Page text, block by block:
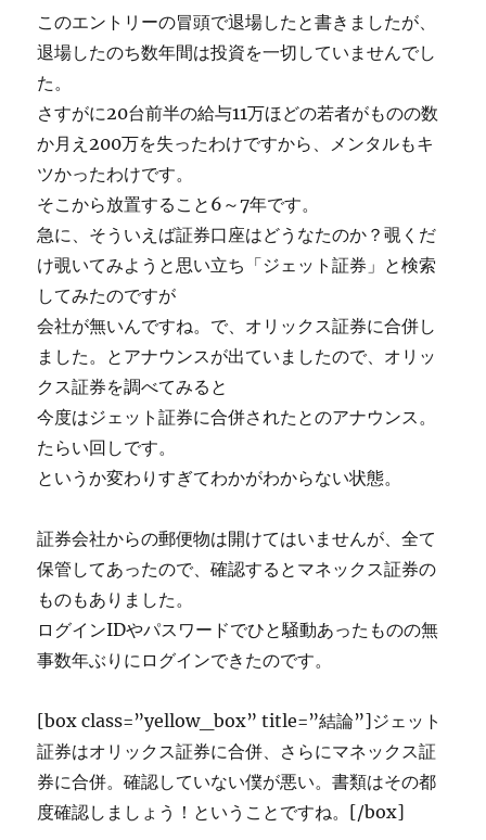
このエントリーの冒頭で退場したと書きましたが、
退場したのち数年間は投資を一切していませんでし
た。
さすがに20台前半の給与11万ほどの若者がものの数
か月え200万を失ったわけですから、メンタルもキ
ツかったわけです。
そこから放置すること6～7年です。
急に、そういえば証券口座はどうなたのか？覗くだ
け覗いてみようと思い立ち「ジェット証券」と検索
してみたのですが
会社が無いんですね。で、オリックス証券に合併し
ました。とアナウンスが出ていましたので、オリッ
クス証券を調べてみると
今度はジェット証券に合併されたとのアナウンス。
たらい回しです。
というか変わりすぎてわかがわからない状態。
証券会社からの郵便物は開けてはいませんが、全て
保管してあったので、確認するとマネックス証券の
ものもありました。
ログインIDやパスワードでひと騒動あったものの無
事数年ぶりにログインできたのです。
[box class=”yellow_box” title=”結論”]ジェット
証券はオリックス証券に合併、さらにマネックス証
券に合併。確認していない僕が悪い。書類はその都
度確認しましょう！ということですね。[/box]